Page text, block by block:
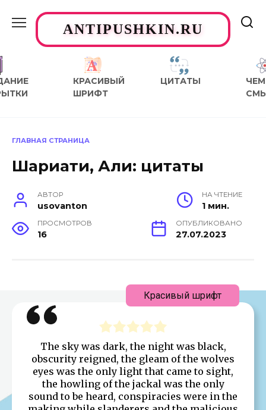
содержаниюANTIPUSHKIN.RU
КРАСИВЫЙ
ШРИФТ
ЦИТАТЫ
ЧЕМ
ГЛАВНАЯ СТРАНИЦА
Шариати, Али: цитаты
АВТОР
usovanton
НА ЧТЕНИЕ
1 мин.
ПРОСМОТРОВ
16
ОПУБЛИКОВАНО
27.07.2023
The sky was dark, the night was black,
obscurity reigned, the gleam of the wolves
eyes was the only light that came to sight,
the howling of the jackal was the only
sound to be heard, conspiracies were in the
Красивый шрифт